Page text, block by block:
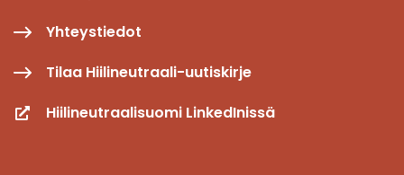
Yhteystiedot
Tilaa Hiilineutraali-uutiskirje
Hiilineutraalisuomi LinkedInissä